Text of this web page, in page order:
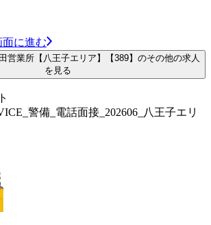
面に進む
営業所【八王子エリア】【389】のその他の求人
を見る
警備_電話面接_202606_八王子エリ